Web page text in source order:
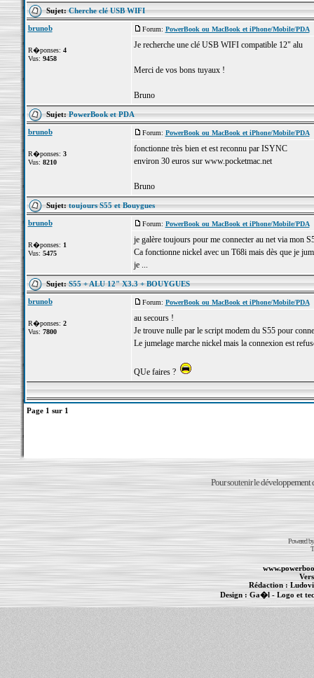
Sujet:Cherche clé USB WIFI
brunob
R�ponses: 4
Vus: 9458
Forum: PowerBook ou MacBook et iPhone/Mobile/PDA
Je recherche une clé USB WIFI compatible 12" alu
Merci de vos bons tuyaux !
Bruno
Sujet:PowerBook et PDA
brunob
R�ponses: 3
Vus: 8210
Forum: PowerBook ou MacBook et iPhone/Mobile/PDA
fonctionne très bien et est reconnu par ISYNC
environ 30 euros sur www.pocketmac.net
Bruno
Sujet:toujours S55 et Bouygues
brunob
R�ponses: 1
Vus: 5475
Forum: PowerBook ou MacBook et iPhone/Mobile/PDA
je galère toujours pour me connecter au net via mon
Ca fonctionne nickel avec un T68i mais dès que je
je ...
Sujet:S55 + ALU 12" X3.3 + BOUYGUES
brunob
R�ponses: 2
Vus: 7800
Forum: PowerBook ou MacBook et iPhone/Mobile/PDA
au secours !
Je trouve nulle par le script modem du S55 pour
Le jumelage marche nickel mais la connexion est
QUe faires ?
Page 1 sur 1
Pour soutenir le développement
Powered
Rédaction :
Design : Ga�l - Logo et
Informations :